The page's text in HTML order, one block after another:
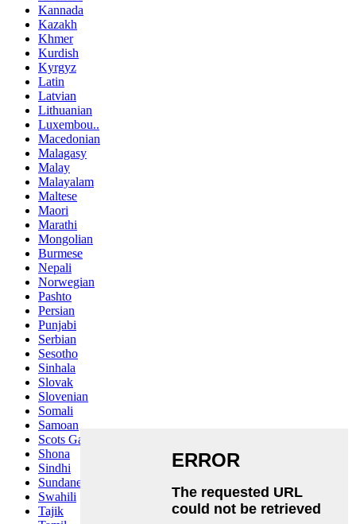
Kannada
Kazakh
Khmer
Kurdish
Kyrgyz
Latin
Latvian
Lithuanian
Luxembou..
Macedonian
Malagasy
Malay
Malayalam
Maltese
Maori
Marathi
Mongolian
Burmese
Nepali
Norwegian
Pashto
Persian
Punjabi
Serbian
Sesotho
Sinhala
Slovak
Slovenian
Somali
Samoan
Scots Gaelic
Shona
Sindhi
Sundanese
Swahili
Tajik